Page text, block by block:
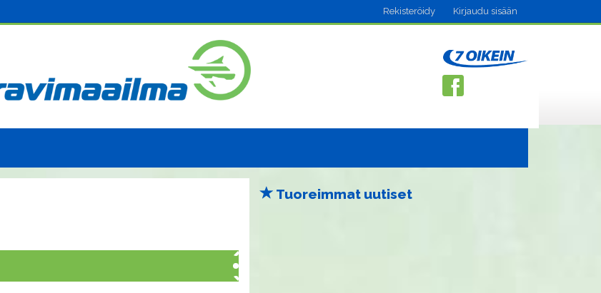
Rekisteröidy Kirjaudu sisään
Tuoreimmat uutiset